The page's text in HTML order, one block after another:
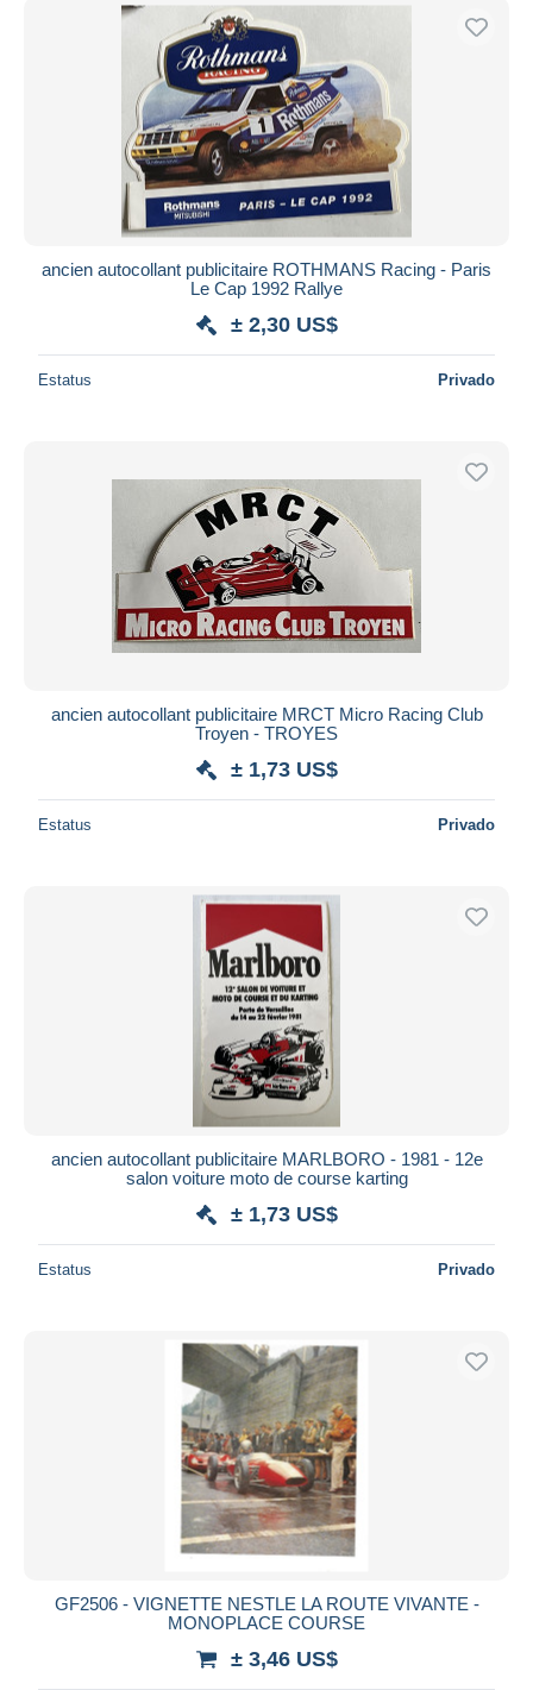
ancien autocollant publicitaire ROTHMANS Racing - Paris
Le Cap 1992 Rallye
± 2,30 US$
Estatus Privado
ancien autocollant publicitaire MRCT Micro Racing Club
Troyen - TROYES
± 1,73 US$
Estatus Privado
ancien autocollant publicitaire MARLBORO - 1981 - 12e
salon voiture moto de course karting
± 1,73 US$
Estatus Privado
GF2506 - VIGNETTE NESTLE LA ROUTE VIVANTE -
MONOPLACE COURSE
± 3,46 US$